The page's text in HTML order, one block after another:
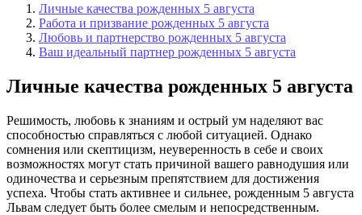
Личные качества рожденных 5 августа
Работа и призвание рожденных 5 августа
Любовь и партнерство рожденных 5 августа
Ваш идеальный партнер рожденных 5 августа
Личные качества рожденных 5 августа
Решимость, любовь к знаниям и острый ум наделяют вас
способностью справляться с любой ситуацией. Однако
сомнения или скептицизм, неуверенность в себе и своих
возможностях могут стать причиной вашего равнодушия или
одиночества и серьезным препятствием для достижения
успеха. Чтобы стать активнее и сильнее, рожденным 5 августа
Львам следует быть более смелым и непосредственным.